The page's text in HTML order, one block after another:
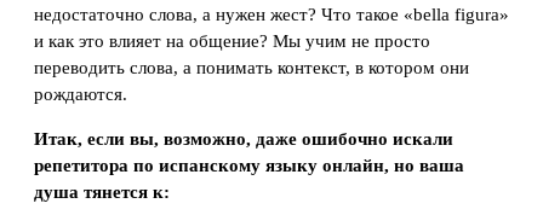
недостаточно слова, а нужен жест? Что такое «bella figura»
и как это влияет на общение? Мы учим не просто
переводить слова, а понимать контекст, в котором они
рождаются.
Итак, если вы, возможно, даже ошибочно искали
репетитора по испанскому языку онлайн, но ваша
душа тянется к: